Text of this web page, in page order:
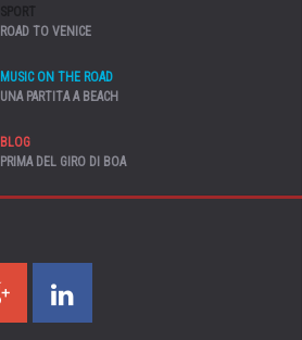
SPORT
ROAD TO VENICE
MUSIC ON THE ROAD
UNA PARTITA A BEACH
BLOG
PRIMA DEL GIRO DI BOA